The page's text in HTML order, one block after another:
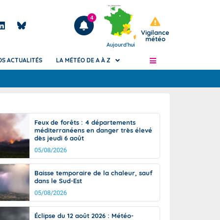
Articles
4
Aujourd'hui
Vigilance
météo
de
Phénomènes dangereux de J+2 à J+7
Avertissement pluies intenses à l'échelle
des communes (Apic)
Bulletins Marine
Bulletins d'estimation du risque
d'avalanche
Météo des forêts
Vigicrues
ACTUALITÉS LA MÉTÉO DE A À Z
Feux de forêts : 4 départements
méditerranéens en danger très élevé
dès jeudi 6 août
05/08/2026
Baisse temporaire de la chaleur, sauf
dans le Sud-Est
05/08/2026
Éclipse du 12 août 2026 : Météo-